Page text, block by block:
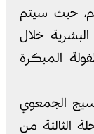
حيث سيتم
البشرية خلال
المبكرة
في النسيج الجمعوي
الثالثة من